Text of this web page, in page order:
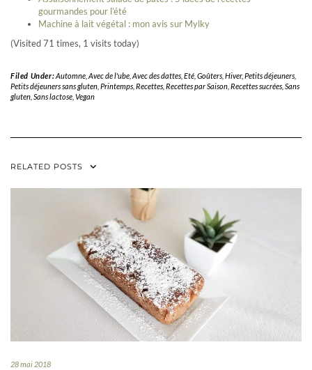
gourmandes pour l’été
Machine à lait végétal : mon avis sur Mylky
(Visited 71 times, 1 visits today)
Filed Under:Automne, Avec de l'ube, Avec des dattes, Eté, Goûters, Hiver, Petits déjeuners,
Petits déjeuners sans gluten Printemps Recettes Recettes par Saison Recettes sucrées Sans
gluten Sans lactose Vegan
RELATED POSTS
28 mai 2018